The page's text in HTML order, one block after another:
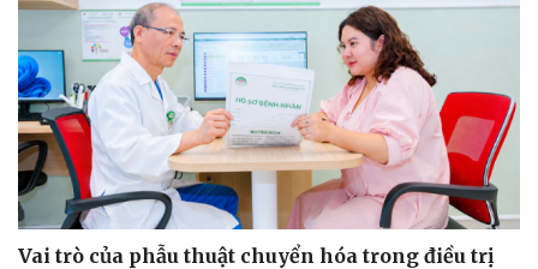
Vai trò của phẫu thuật chuyển hóa trong điều trị